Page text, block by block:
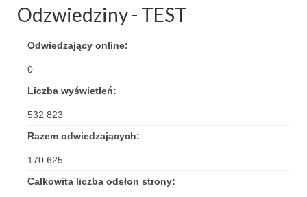
Remont plebanii 2017
Kancelaria
POMOC PSYCHOTERAPEUTY
Odzwiedziny - TEST
Odwiedzający online:
0
Liczba wyświetleń:
532 823
Razem odwiedzających:
170 625
Całkowita liczba odsłon strony: